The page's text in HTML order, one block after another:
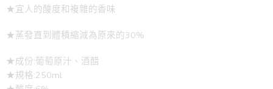
★宜人的酸度和複雜的香味
★蒸發直到體積縮減為原來的30%
★成份:葡萄原汁、酒醋
★規格:250ml